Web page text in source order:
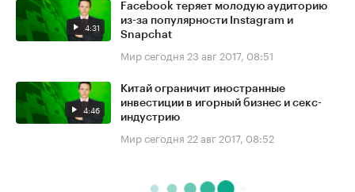
4:31
Facebook теряет молодую аудиторию
из-за популярности Instagram и
Snapchat
Мир сегодня 23 авг 2017, 08:51
4:46
Китай ограничит иностранные
инвестиции в игорный бизнес и секс-
индустрию
Мир сегодня 22 авг 2017, 08:52